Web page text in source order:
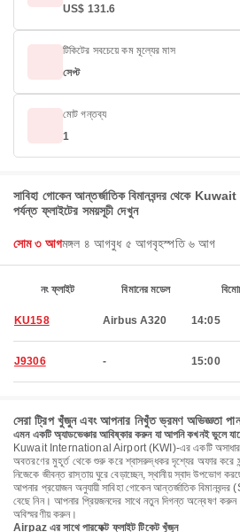
US$ 131.6
টিকিটের সবচেয়ে কম মূল্যের মাস
সেপ্ট
মোট গন্তব্য
1
সাবিহা গোকেন আন্তর্জাতিক বিমানবন্দর থেকে
পর্যন্ত ফ্লাইটের সময়সূচী দেখুন
সোম ৩ আগমঙ্গল ৪ আগবুধ ৫ আগবৃহস্পতি ৬ আগ
নং ফ্লাইট বিমানের মডেল
KU158 Airbus A320 14:05
J9306 - 15:00
সেরা ট্রিপ খুঁজুন এবং আপনার নিখুঁত ভ্রমণ অভিজ্ঞতা পান
এমন একটি অ্যাডভেঞ্চার আবিষ্কার করুন যা আপনি কখনই ভুলে
Kuwait International Airport (KWI)-এর একটি অসাধারণ
অবতরণের মুহূর্ত থেকে শুরু করে শ্বাসরুদ্ধকর দৃশ্যের অফার করে
নিজেকে জীবন্ত রাস্তায় ঘুরে বেড়াচ্ছেন, স্থানীয় স্বাদ উপভোগ
আপনার প্রয়োজন অনুযায়ী সাবিহা গোকেন আন্তর্জাতিক
বেছে নিন। আপনার প্রিয়জনদের সাথে নতুন দিগন্ত অন্বেষণ করুন
অবিস্মরণীয় করুন।
Airpaz এর সাথে পারফেক্ট ফ্লাইট টিকেট খুঁজুন